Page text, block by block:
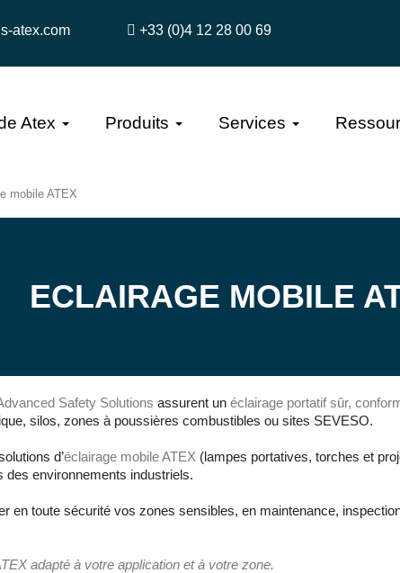
atex.com +33 (0)4 12 28 00 69
Atex Produits Services
mobile ATEX
ECLAIRAGE MOBILE
Safety Solutions assurent un éclairage portatif sûr,
silos, zones à poussières combustibles ou sites SEVESO.
d’éclairage mobile ATEX (lampes portatives, torches et
des environnements industriels.
en toute sécurité vos zones sensibles, en maintenance,
adapté à votre application et à votre zone.